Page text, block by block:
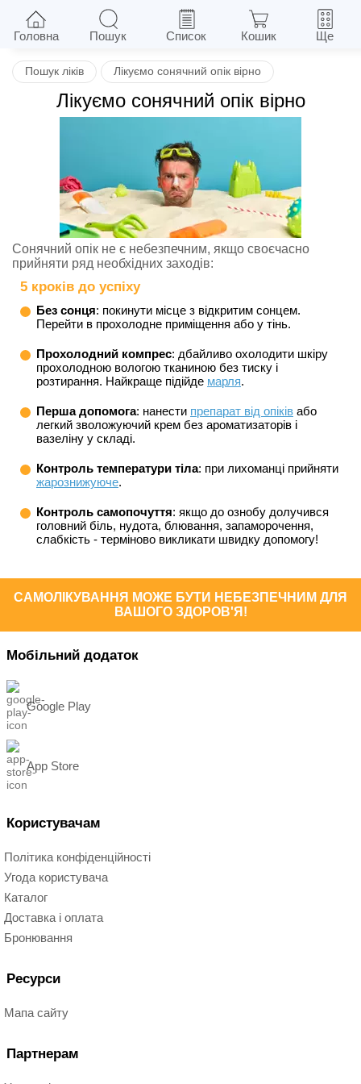
Пошук ліків Лікуємо сонячний опік вірно
Лікуємо сонячний опік вірно
Сонячний опік не є небезпечним, якщо своєчасно
прийняти ряд необхідних заходів:
5 кроків до успіху
Без сонця: покинути місце з відкритим сонцем.
Перейти в прохолодне приміщення або у тінь.
Прохолодний компрес: дбайливо охолодити шкіру
прохолодною вологою тканиною без тиску і
розтирання. Найкраще підійде марля.
Перша допомога: нанести препарат від опіків або
легкий зволожуючий крем без ароматизаторів і
вазеліну у складі.
Контроль температури тіла: при лихоманці прийняти
жарознижуюче.
Контроль самопочуття: якщо до ознобу долучився
головний біль, нудота, блювання, запаморочення,
слабкість - терміново викликати швидку допомогу!
САМОЛІКУВАННЯ МОЖЕ БУТИ НЕБЕЗПЕЧНИМ ДЛЯ
ВАШОГО ЗДОРОВ'Я!
Мобільний додаток
Google Play
App Store
Користувачам
Політика конфіденційності
Угода користувача
Каталог
Доставка і оплата
Бронювання
Ресурси
Мапа сайту
Партнерам
Головна Пошук Список Кошик Ще